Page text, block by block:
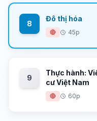
8
Đô thị hóa
🔴 45p
9
Thực hành:
cư Việt Nam
🔴 60p